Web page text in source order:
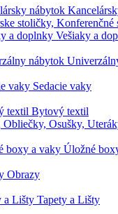
stoličky, Konferenčné
Vešiaky a
Sedacie vaky
Bytový textil
Obliečky, Osušky,
Úložné
Obrazy
Tapety a Lišty